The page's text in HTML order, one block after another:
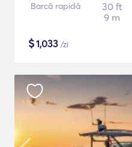
Barcă rapidă
30 ft
9 m
$1,033 /zi